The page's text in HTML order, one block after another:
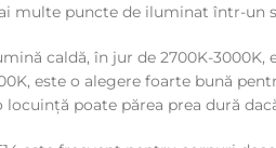
multe puncte de iluminat într-un
caldă, în jur de 2700K-
este o alegere foarte bună
poate părea prea dură